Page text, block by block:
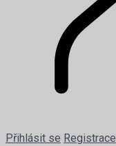
Přihlásit se Registrace